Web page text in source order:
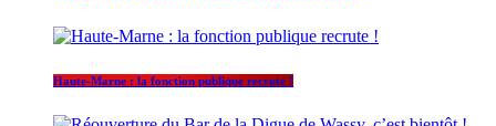
Haute-Marne : la fonction publique recrute !